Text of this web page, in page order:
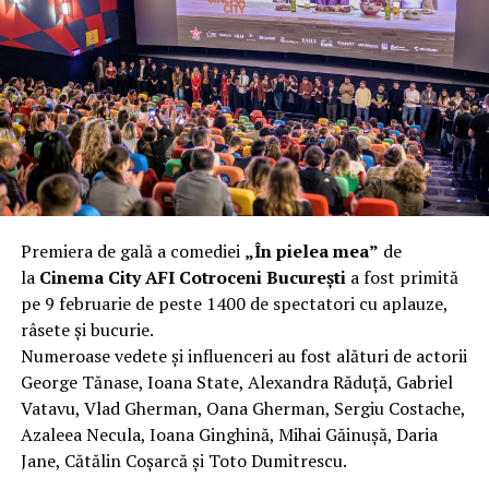
40 km/h. Nu s-a prăbușit, dar s-a deformat atât de tare
încât nu a mai putut fi pliat. Proprietarul l-a aruncat la
fier vechi a doua zi. Asta ca să fie clar de la început: nu
vorbim despre preferințe estetice, ci despre
funcționalitate reală.
Aluminiul, pe scurt: ușor,
rezistent la coroziune, dar cu
nuanțe
Aluminiul e materialul care apare primul în conversație
când cineva caută un pavilion ușor. Și pe bună dreptate.
Densitatea aluminiului e de aproximativ 2,7 g/cm³, față
de circa 7,8 g/cm³ pentru oțel. Practic, la un volum
identic, aluminiul cântărește cam o treime din greutatea
oțelului. Pentru oricine transportă, montează și
demontează frecvent o structură, diferența asta se
Premiera de gală a comediei „În pielea mea” de
la Cinema City AFI Cotroceni Bucureștia fost primită
pe 9 februarie de peste 1400 de spectatori cu aplauze,
râsete și bucurie.
Numeroase vedete și influenceri au fost alături de actorii
George Tănase, Ioana State, Alexandra Răduță, Gabriel
Vatavu, Vlad Gherman, Oana Gherman, Sergiu Costache,
Azaleea Necula, Ioana Ginghină, Mihai Găinușă, Daria
Jane, Cătălin Coșarcă și Toto Dumitrescu.